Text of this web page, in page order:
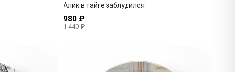
Алик в тайге заблудился
980 ₽
1 440 ₽